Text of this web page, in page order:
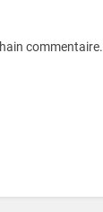
commentaire.